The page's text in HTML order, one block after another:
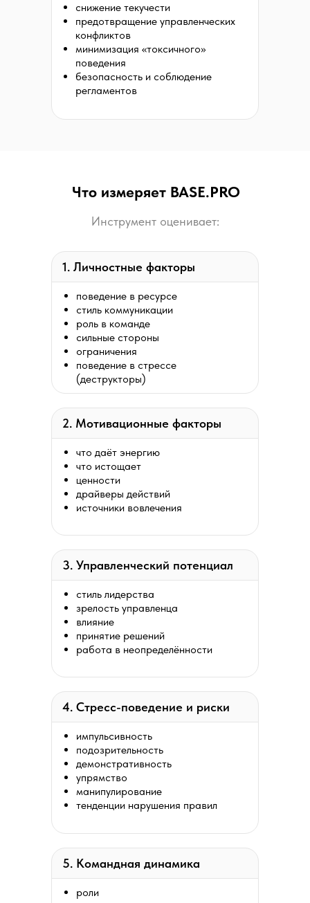
снижение текучести
предотвращение управленческих
конфликтов
минимизация «токсичного»
поведения
безопасность и соблюдение
регламентов
1. Личностные факторы
поведение в ресурсе
стиль коммуникации
роль в команде
сильные стороны
ограничения
поведение в стрессе
(деструкторы)
5. Командная динамика
роли
4. Стресс-поведение и риски
импульсивность
подозрительность
демонстративность
упрямство
манипулирование
тенденции нарушения правил
3. Управленческий потенциал
стиль лидерства
зрелость управленца
влияние
принятие решений
работа в неопределённости
2. Мотивационные факторы
что даёт энергию
что истощает
ценности
драйверы действий
источники вовлечения
Что измеряет BASE.PRO
Инструмент оценивает: